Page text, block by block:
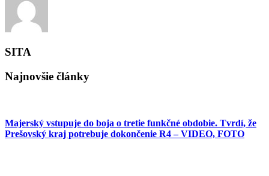
SITA
Najnovšie články
Majerský vstupuje do boja o tretie funkčné obdobie. Tvrdí, že
Prešovský kraj potrebuje dokončenie R4 – VIDEO, FOTO